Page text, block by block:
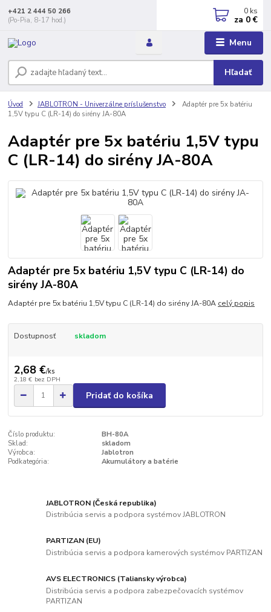
Menu
Hľadať
+421 2 444 50 266
(Po-Pia, 8-17 hod.)
0 ks
za 0 €
Úvod JABLOTRON - Univerzálne príslušenstvo
Adaptér pre 5x batériu
1,5V typu C (LR-14) do sirény JA-80A
Adaptér pre 5x batériu 1,5V typu
C (LR-14) do sirény JA-80A
Adaptér pre 5x batériu 1,5V typu C (LR-14) do
sirény JA-80A
Adaptér pre 5x batériu 1,5V typu C (LR-14) do sirény JA-80A celý popis
Dostupnosť skladom
2,68 €/ks
2,18 € bez DPH
Pridať do košíka
Číslo produktu:
BH-80A
Sklad:
skladom
Výrobca:
Jablotron
Podkategória:
Akumulátory a batérie
JABLOTRON (Česká republika)
Distribúcia servis a podpora systémov JABLOTRON
PARTIZAN (EU)
Distribúcia servis a podpora kamerových systémov PARTIZAN
AVS ELECTRONICS (Taliansky výrobca)
Distribúcia servis a podpora zabezpečovacích systémov
PARTIZAN